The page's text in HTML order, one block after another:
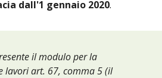
dall'1 gennaio 2020.
il modulo per la
lavori art. 67, comma 5 (il